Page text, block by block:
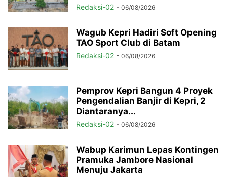
Redaksi-02 - 06/08/2026
Wagub Kepri Hadiri Soft Opening
TAO Sport Club di Batam
Redaksi-02 - 06/08/2026
Pemprov Kepri Bangun 4 Proyek
Pengendalian Banjir di Kepri, 2
Diantaranya...
Redaksi-02 - 06/08/2026
Wabup Karimun Lepas Kontingen
Pramuka Jambore Nasional
Menuju Jakarta